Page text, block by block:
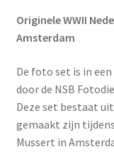
Originele WWII
Amsterdam
De foto set is in
door de NSB
Deze set bestaat
gemaakt zijn
Mussert in